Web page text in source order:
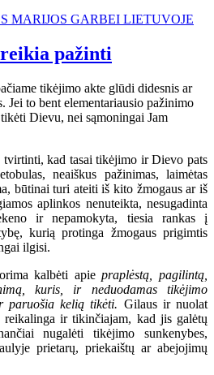
MARIJOS GARBEI LIETUVOJE
pažinti
tikėjimo akte glūdi didesnis ar
Jei to bent elementariausio pažinimo
Dievu, nei sąmoningai Jam
kad tasai tikėjimo ir Dievo pats
neaiškus pažinimas, laimėtas
būtinai turi ateiti iš kito žmogaus ar iš
aplinkos nenuteikta, nesugadinta
ir nepamokyta, tiesia rankas į
kurią protinga žmogaus prigimtis
ilgisi.
kalbėti apiepraplėstą, pagilintą,
kuris, ir neduodamas tikėjimo
paruošia kelią tikėti. Gilaus ir nuolat
ir tikinčiajam, kad jis galėtų
nugalėti tikėjimo sunkenybes,
prietarų, priekaištų ar abejojimų